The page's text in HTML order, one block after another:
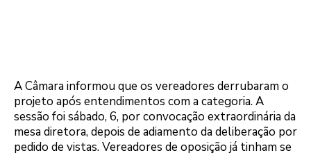
A Câmara informou que os vereadores derrubaram o
projeto após entendimentos com a categoria. A
sessão foi sábado, 6, por convocação extraordinária da
mesa diretora, depois de adiamento da deliberação por
pedido de vistas. Vereadores de oposição já tinham se